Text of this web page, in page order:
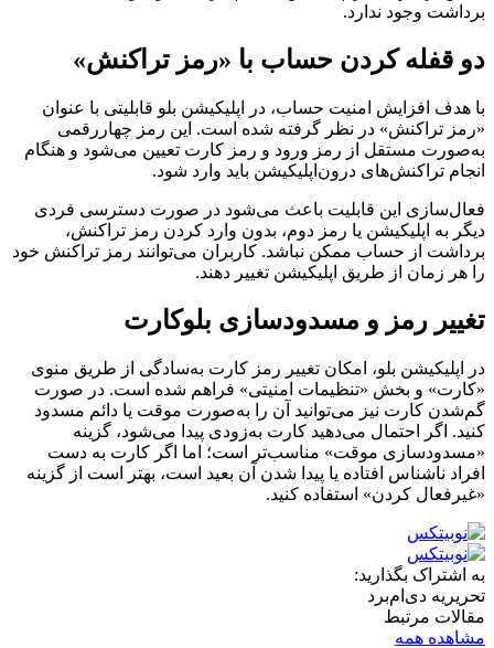
برداشت وجود ندارد.
دو قفله کردن حساب با «رمز تراکنش»
با هدف افزایش امنیت حساب، در اپلیکیشن بلو قابلیتی با عنوان
«رمز تراکنش» در نظر گرفته شده است. این رمز چهاررقمی
به‌صورت مستقل از رمز ورود و رمز کارت تعیین می‌شود و هنگام
انجام تراکنش‌های درون‌اپلیکیشن باید وارد شود.
فعال‌سازی این قابلیت باعث می‌شود در صورت دسترسی فردی
دیگر به اپلیکیشن یا رمز دوم، بدون وارد کردن رمز تراکنش،
برداشت از حساب ممکن نباشد. کاربران می‌توانند رمز تراکنش خود
را هر زمان از طریق اپلیکیشن تغییر دهند.
تغییر رمز و مسدودسازی بلوکارت
در اپلیکیشن بلو، امکان تغییر رمز کارت به‌سادگی از طریق منوی
«کارت» و بخش «تنظیمات امنیتی» فراهم شده است. در صورت
گم‌شدن کارت نیز می‌توانید آن را به‌صورت موقت یا دائم مسدود
کنید. اگر احتمال می‌دهید کارت به‌زودی پیدا می‌شود، گزینه
«مسدودسازی موقت» مناسب‌تر است؛ اما اگر کارت به دست
افراد ناشناس افتاده یا پیدا شدن آن بعید است، بهتر است از گزینه
«غیرفعال کردن» استفاده کنید.
به اشتراک بگذارید:
تحریریه دی‌ام‌برد
مقالات مرتبط
مشاهده همه